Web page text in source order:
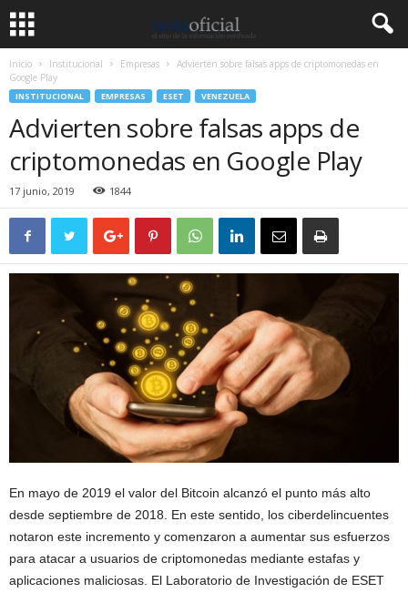
Inicio Institucional Empresas
Advierten sobre falsas apps de criptomonedas en
Google Play
INSTITUCIONAL EMPRESAS ESET VENEZUELA
Advierten sobre falsas apps de
criptomonedas en Google Play
17 junio, 2019 1844
En mayo de 2019 el valor del Bitcoin alcanzó el punto más alto
desde septiembre de 2018. En este sentido, los ciberdelincuentes
notaron este incremento y comenzaron a aumentar sus esfuerzos
para atacar a usuarios de criptomonedas mediante estafas y
aplicaciones maliciosas. El Laboratorio de Investigación de ESET